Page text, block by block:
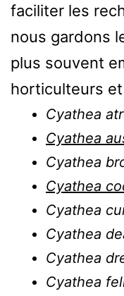
faciliter les
nous gardons
plus souvent
horticulteurs
Cyathea
Cyathea
Cyathea
Cyathea
Cyathea
Cyathea
Cyathea
Cyathea